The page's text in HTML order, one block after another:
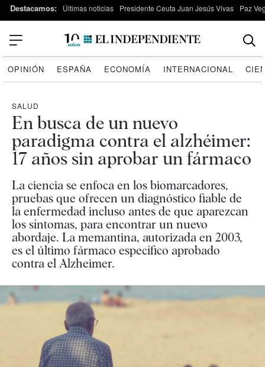
Destacamos: Últimas noticias Presidente Ceuta Juan Jesús Vivas Paz
OPINIÓN ESPAÑA ECONOMÍA INTERNACIONAL
SALUD
En busca de un nuevo
paradigma contra el alzhéimer:
17 años sin aprobar un fármaco
La ciencia se enfoca en los biomarcadores,
pruebas que ofrecen un diagnóstico fiable de
la enfermedad incluso antes de que aparezcan
los síntomas, para encontrar un nuevo
abordaje. La memantina, autorizada en 2003,
es el último fármaco específico aprobado
contra el Alzheimer.